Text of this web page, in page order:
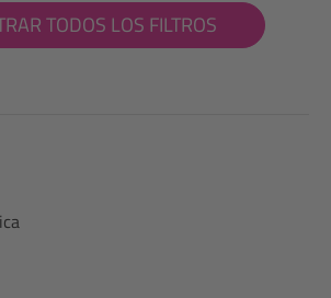
TODOS LOS FILTROS